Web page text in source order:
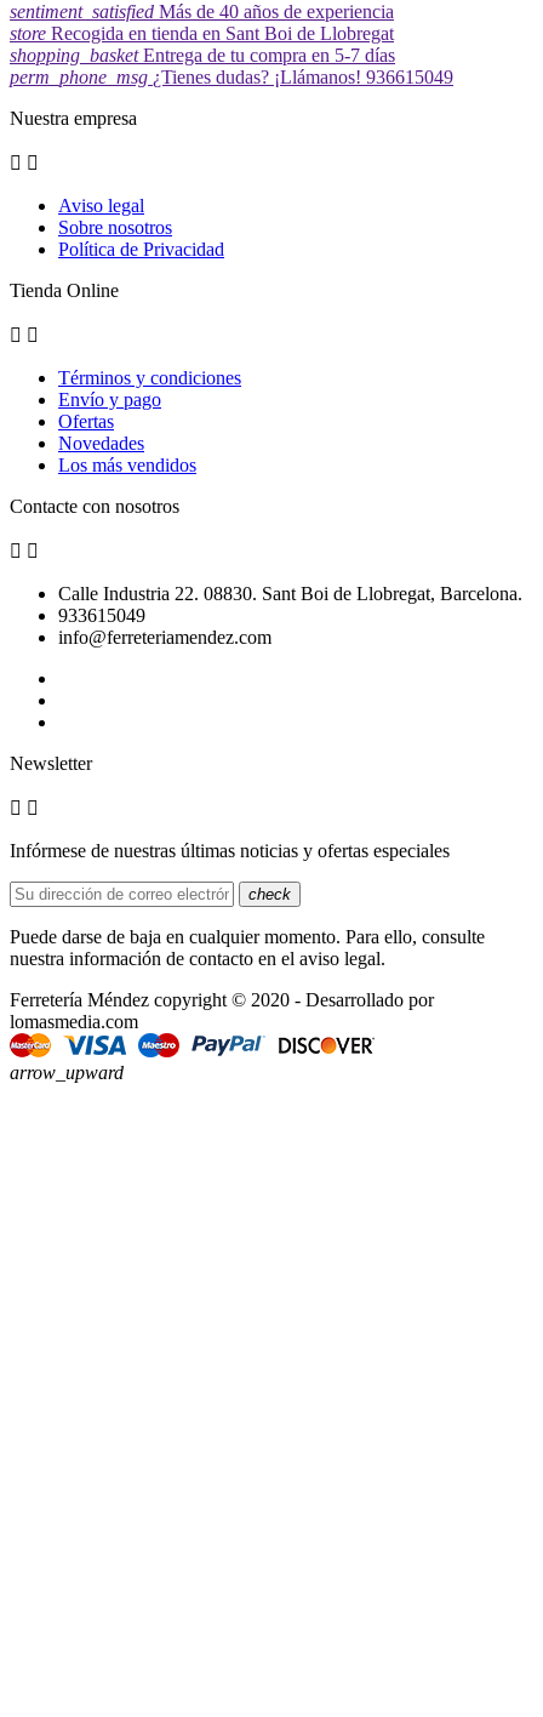
sentiment_satisfied Más de 40 años de experiencia
store Recogida en tienda en Sant Boi de Llobregat
shopping_basket Entrega de tu compra en 5-7 días
perm_phone_msg ¿Tienes dudas? ¡Llámanos! 936615049
Nuestra empresa
 
Aviso legal
Sobre nosotros
Política de Privacidad
Tienda Online
 
Términos y condiciones
Envío y pago
Ofertas
Novedades
Los más vendidos
Contacte con nosotros
 
Calle Industria 22. 08830. Sant Boi de Llobregat, Barcelona.
933615049
info@ferreteriamendez.com
Newsletter
 
Infórmese de nuestras últimas noticias y ofertas especiales
check
Puede darse de baja en cualquier momento. Para ello, consulte
nuestra información de contacto en el aviso legal.
Ferretería Méndez copyright © 2020 - Desarrollado por
lomasmedia.com
arrow_upward